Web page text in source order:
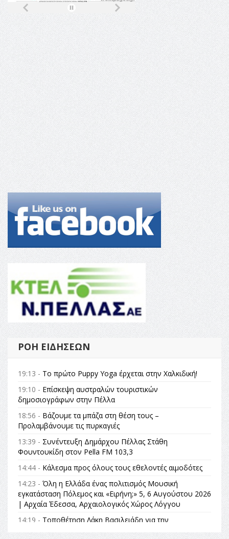
ΡΟΉ ΕΙΔΉΣΕΩΝ
19:13 - Το πρώτο Puppy Yoga έρχεται στην Χαλκιδική!
19:10 - Επίσκεψη αυστραλών τουριστικών
δημοσιογράφων στην Πέλλα
18:56 - Βάζουμε τα μπάζα στη θέση τους –
Προλαμβάνουμε τις πυρκαγιές
13:39 - Συνέντευξη Δημάρχου Πέλλας Στάθη
Φουντουκίδη στον Pella FM 103,3
14:44 - Κάλεσμα προς όλους τους εθελοντές αιμοδότες
14:23 - Όλη η Ελλάδα ένας πολιτισμός Μουσική
εγκατάσταση Πόλεμος και «Ειρήνη;» 5, 6 Αυγούστου 2026
| Αρχαία Έδεσσα, Αρχαιολογικός Χώρος Λόγγου
14:19 - Τοποθέτηση Λάκη Βασιλειάδη για την
Αναθεώρηση του Συντάγματος: «Σε τέτοιες κορυφαίες